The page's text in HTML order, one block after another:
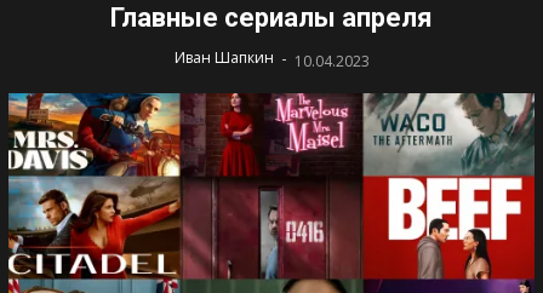
Главные сериалы апреля
Иван Шапкин - 10.04.2023